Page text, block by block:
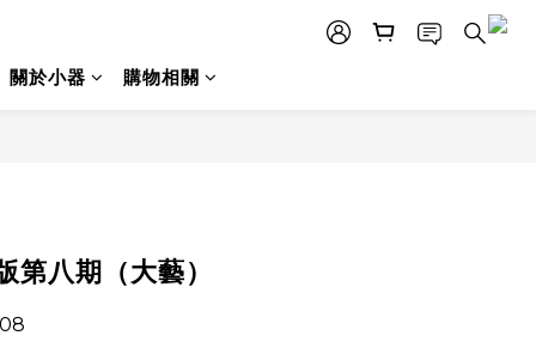
關於小器 購物相關
第八期（大藝）